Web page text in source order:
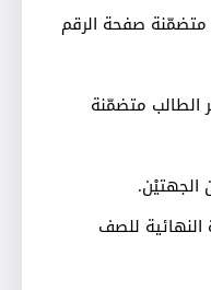
صفحة الرقم
الطالب متضمّنة
.
للصف